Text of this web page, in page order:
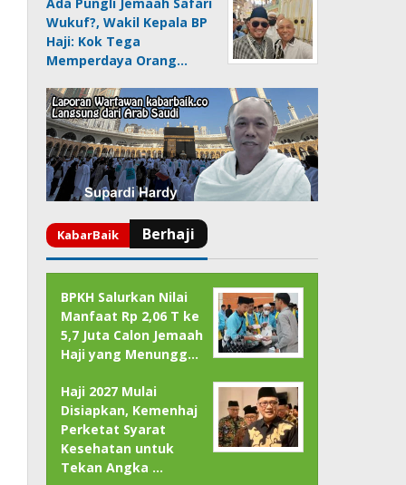
Ada Pungli Jemaah Safari
Wukuf?, Wakil Kepala BP
Haji: Kok Tega
Memperdaya Orang…
BPKH Salurkan Nilai
Manfaat Rp 2,06 T ke
5,7 Juta Calon Jemaah
Haji yang Menungg…
Haji 2027 Mulai
Disiapkan, Kemenhaj
Perketat Syarat
Kesehatan untuk
Tekan Angka …